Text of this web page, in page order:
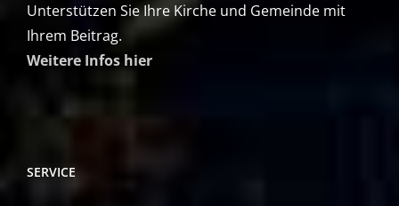
Unterstützen Sie Ihre Kirche und Gemeinde mit
Ihrem Beitrag.
Weitere Infos hier
SERVICE